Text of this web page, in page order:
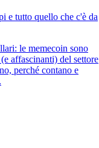
e tutto quello che c'è da
le memecoin sono
affascinanti) del settore
perché contano e